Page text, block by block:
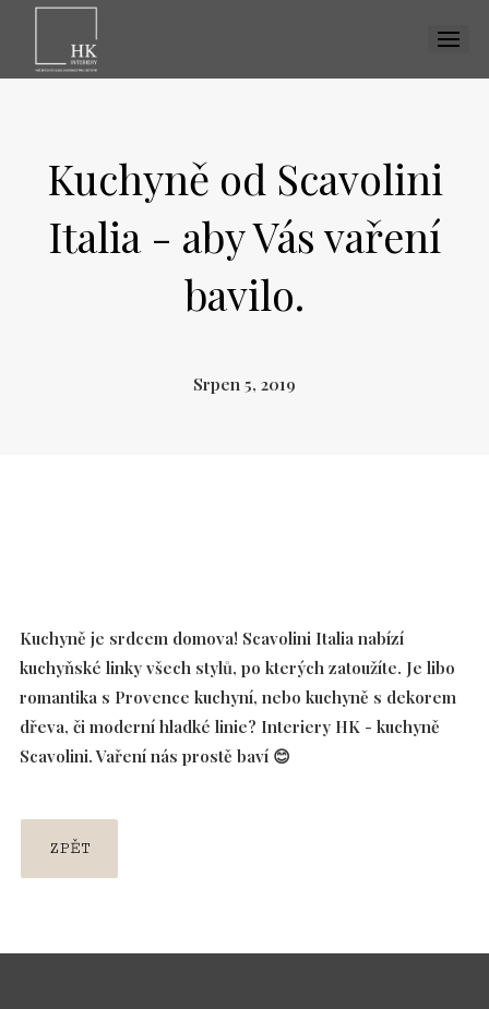
MENU
Kuchyně od Scavolini
Italia - aby Vás vaření
bavilo.
Srpen 5, 2019
Kuchyně je srdcem domova! Scavolini Italia nabízí
kuchyňské linky všech stylů, po kterých zatoužíte. Je libo
romantika s Provence kuchyní, nebo kuchyně s dekorem
dřeva, či moderní hladké linie? Interiery HK - kuchyně
Scavolini. Vaření nás prostě baví 😊
ZPĚT